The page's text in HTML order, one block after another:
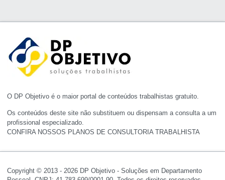
O DP Objetivo é o maior portal de conteúdos trabalhistas gratuito.
Os conteúdos deste site não substituem ou dispensam a consulta a um
profissional especializado.
CONFIRA NOSSOS PLANOS DE CONSULTORIA TRABALHISTA
Copyright © 2013 - 2026 DP Objetivo - Soluções em Departamento